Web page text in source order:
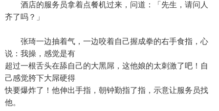
酒店的服务员拿着点餐机过来，问道：「先生，请问人
齐了吗？」
张琦一边抽着气，一边咬着自己握成拳的右手食指，心
说：我操，感觉是有
超过一根舌头在舔自己的大黑屌，这他娘的太刺激了吧！自
己感觉胯下大屌硬得
快要爆炸了！他伸出手指，朝钟勤指了指，示意让服务员找
他。